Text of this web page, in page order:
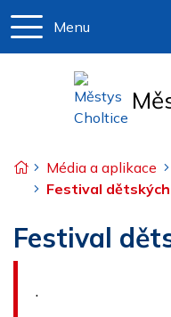
Menu
Úvodní stránka
Média a aplikace
Festival
Festival
.